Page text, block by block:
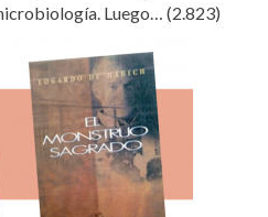
Luego…
(2.823)